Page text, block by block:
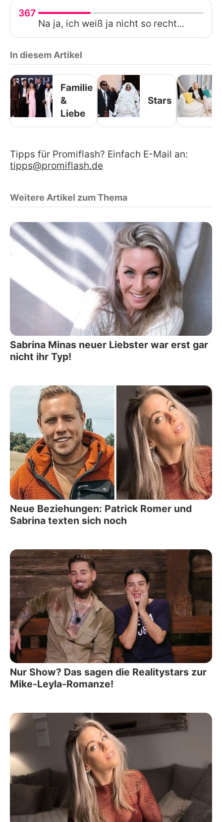
367
Na ja, ich weiß ja nicht so recht...
In diesem Artikel
Familie
&
Liebe
Stars
Tipps für Promiflash? Einfach E-Mail an:
tipps@promiflash.de
Weitere Artikel zum Thema
Sabrina Minas neuer Liebster war erst gar
nicht ihr Typ!
Neue Beziehungen: Patrick Romer und
Sabrina texten sich noch
Nur Show? Das sagen die Realitystars zur
Mike-Leyla-Romanze!